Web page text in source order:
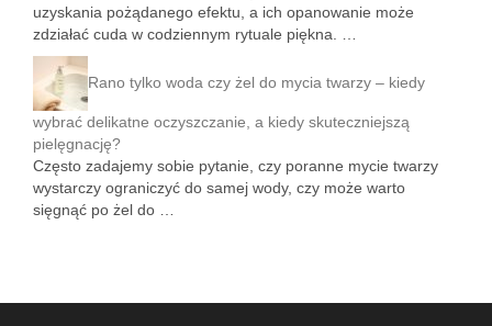
uzyskania pożądanego efektu, a ich opanowanie może
zdziałać cuda w codziennym rytuale piękna. …
Rano tylko woda czy żel do mycia twarzy – kiedy
wybrać delikatne oczyszczanie, a kiedy skuteczniejszą
pielęgnację?
Często zadajemy sobie pytanie, czy poranne mycie twarzy
wystarczy ograniczyć do samej wody, czy może warto
sięgnąć po żel do …